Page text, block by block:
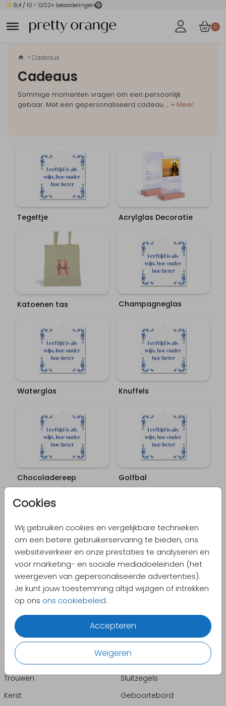
9,4 / 10 - 1202+ beoordelingen
0
Cookies
Wij gebruiken cookies en vergelijkbare technieken
om een betere gebruikerservaring te bieden, ons
websiteverkeer en onze prestaties te analyseren en
voor marketing- en sociale mediadoeleinden (het
weergeven van gepersonaliseerde advertenties).
Je kunt jouw toestemming altijd wijzigen of intrekken
op ons ons cookiebeleid.
Accepteren
Weigeren
Cadeaus
Cadeaus
Sommige momenten vragen om een persoonlijk
gebaar. Met een gepersonaliseerd cadeau ... + Meer
Tegeltje Acrylglas Decoratie
Katoenen tas Champagneglas
Waterglas Knuffels
Chocoladereep Golfbal
Bieropener
CATEGORIEËN
Geboorte
Trouwen
Kerst
PRODUCTEN
Sluitzegels
Geboortebord